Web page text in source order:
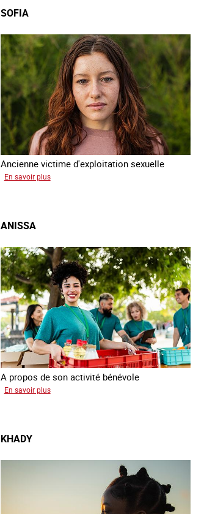
SOFIA
Ancienne victime d'exploitation sexuelle
En savoir plussur
ANISSA
A propos de son activité bénévole
En savoir plussur
KHADY